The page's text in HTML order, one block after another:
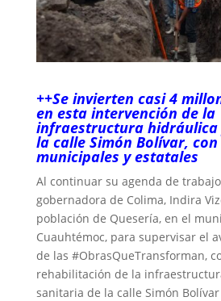
++Se invierten casi 4
en esta intervención de la
infraestructura hidráulica
la calle Simón Bolívar,
municipales y estatales
Al continuar su agenda de
gobernadora de Colima, Indira
población de Quesería, en el
Cuauhtémoc, para supervisar el
de las #ObrasQueTransforman,
rehabilitación de la
sanitaria de la calle Simón